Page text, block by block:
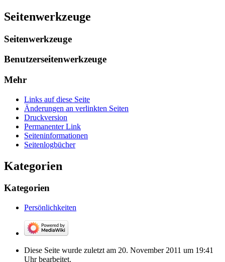
Seitenwerkzeuge
Seitenwerkzeuge
Benutzerseitenwerkzeuge
Mehr
Links auf diese Seite
Änderungen an verlinkten Seiten
Druckversion
Permanenter Link
Seiten­­informationen
Seitenlogbücher
Kategorien
Kategorien
Persönlichkeiten
Diese Seite wurde zuletzt am 20. November 2011 um 19:41
Uhr bearbeitet.